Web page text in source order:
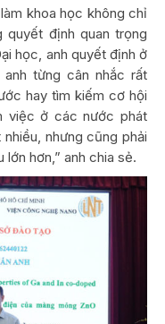
khoa học không chỉ
định quan trọng
học, anh quyết định ở
từng cân nhắc rất
hay tìm kiếm cơ hội
việc ở các nước phát
nhưng cũng phải
hơn,” anh chia sẻ.